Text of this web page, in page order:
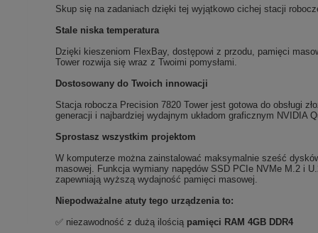
Skup się na zadaniach dzięki tej wyjątkowo cichej stacji
Stale niska temperatura
Dzięki kieszeniom FlexBay, dostępowi z przodu, pamięci
Tower rozwija się wraz z Twoimi pomysłami.
Dostosowany do Twoich innowacji
Stacja robocza Precision 7820 Tower jest gotowa do obsługi
generacji i najbardziej wydajnym układom graficznym
Sprostasz wszystkim projektom
W komputerze można zainstalować maksymalnie sześć
masowej. Funkcja wymiany napędów SSD PCIe NVMe M.2 i
zapewniają wyższą wydajność pamięci masowej.
Niepodważalne atuty tego urządzenia to:
✅ niezawodność z dużą ilością pamięci RAM 4GB DDR4